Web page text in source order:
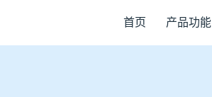
首页 产品功能